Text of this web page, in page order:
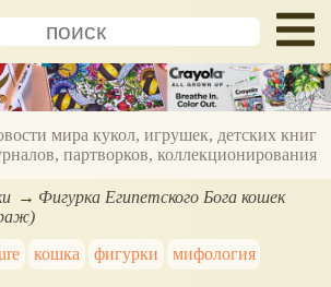
мира кукол, игрушек, детских книг
партворков, коллекционирования
Фигурка Египетского Бога кошек
кошка фигурки мифология